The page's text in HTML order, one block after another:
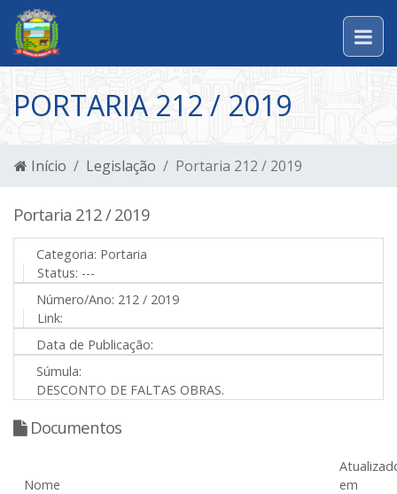
PORTARIA 212 / 2019
Início Legislação Portaria 212 / 2019
Portaria 212 / 2019
Categoria: Portaria
Status: ---
Número/Ano: 212 / 2019
Link:
Data de Publicação:
Súmula:
DESCONTO DE FALTAS OBRAS.
Documentos
Nome
em